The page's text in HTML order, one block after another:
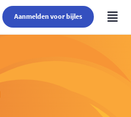
Aanmelden voor bijles